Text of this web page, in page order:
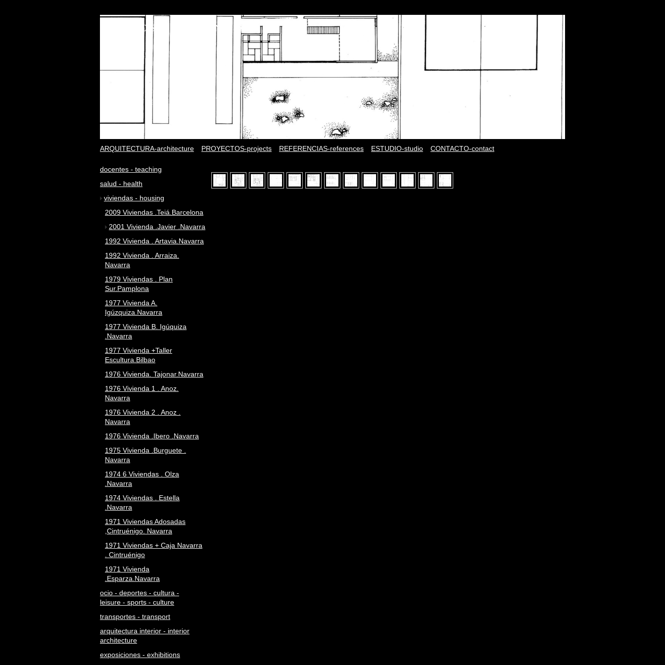
FRANCISCO J BIURRUN
ARQUITECTURA-architecture PROYECTOS-projects REFERENCIAS-references ESTUDIO-studio CONTACTO-contact
docentes - teaching
salud - health
viviendas - housing
2009 Viviendas .Teiá.Barcelona
2001 Vivienda .Javier .Navarra
1992 Vivienda . Artavia.Navarra
1992 Vivienda . Arraiza.
Navarra
1979 Viviendas . Plan
Sur.Pamplona
1977 Vivienda A.
Igúzquiza.Navarra
1977 Vivienda B. Igúquiza
.Navarra
1977 Vivienda +Taller
Escultura.Bilbao
1976 Vivienda. Tajonar.Navarra
1976 Vivienda 1 . Anoz.
Navarra
1976 Vivienda 2 . Anoz .
Navarra
1976 Vivienda .Ibero .Navarra
1975 Vivienda .Burguete .
Navarra
1974 6 Viviendas . Olza
.Navarra
1974 Viviendas . Estella
.Navarra
1971 Viviendas Adosadas
,Cintruénigo. Navarra
1971 Viviendas + Caja Navarra
. Cintruénigo
1971 Vivienda
.Esparza.Navarra
ocio - deportes - cultura -
leisure - sports - culture
transportes - transport
arquitectura interior - interior
architecture
exposiciones - exhibitions